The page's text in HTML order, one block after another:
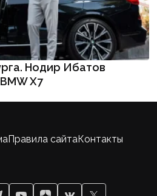
Нодир Ибатов
X7
Правила сайтаКонтакты